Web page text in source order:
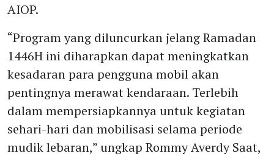
AIOP.
“Program yang diluncurkan jelang Ramadan
1446H ini diharapkan dapat meningkatkan
kesadaran para pengguna mobil akan
pentingnya merawat kendaraan. Terlebih
dalam mempersiapkannya untuk kegiatan
sehari-hari dan mobilisasi selama periode
mudik lebaran,” ungkap Rommy Averdy Saat,